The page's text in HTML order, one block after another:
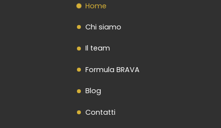
Home
Chi siamo
Il team
Formula BRAVA
Blog
Contatti